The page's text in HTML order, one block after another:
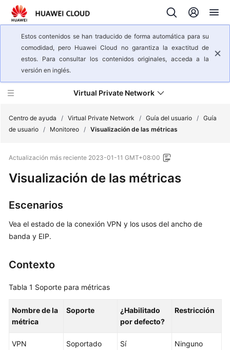
Estos contenidos se han traducido de forma automática para su
comodidad, pero Huawei Cloud no garantiza la exactitud de
estos. Para consultar los contenidos originales, acceda a la
versión en inglés.
Virtual Private Network
general
del
servicio
Pasos
iniciales
Guía
usuario
Guía
usuario
Centro de ayuda / Virtual Private Network / Guía del usuario / Guía
de usuario / Monitoreo / Visualización de las métricas
Actualización más reciente 2023-01-11 GMT+08:00
Visualización de las métricas
Escenarios
Vea el estado de la conexión VPN y los usos del ancho de
banda y EIP.
Contexto
Tabla 1 Soporte para métricas
Nombre de la
métrica
Soporte
¿Habilitado
por defecto?
Restricción
VPN
Soportado
Sí Ninguno